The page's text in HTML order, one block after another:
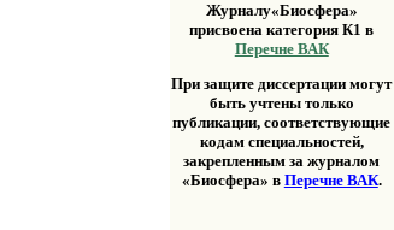
Журналу«Биосфера»
присвоена категория К1 в
Перечне ВАК
При защите диссертации могут
быть учтены только
публикации, соответствующие
кодам специальностей,
закрепленным за журналом
«Биосфера» в Перечне ВАК.